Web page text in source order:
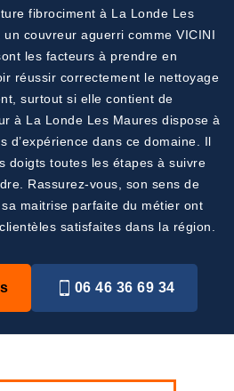
fibrociment à La Londe Les
couvreur aguerri comme VICINI
les facteurs à prendre en
réussir correctement le nettoyage
surtout si elle contient de
à La Londe Les Maures dispose à
d’expérience dans ce domaine. Il
doigts toutes les étapes à suivre
Rassurez-vous, son sens de
maitrise parfaite du métier ont
satisfaites dans la région.
06 46 36 69 34